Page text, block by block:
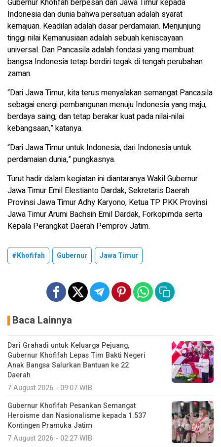
Gubernur Khofifah berpesan dari Jawa Timur kepada
Indonesia dan dunia bahwa persatuan adalah syarat
kemajuan. Keadilan adalah dasar perdamaian. Menjunjung
tinggi nilai Kemanusiaan adalah sebuah keniscayaan
universal. Dan Pancasila adalah fondasi yang membuat
bangsa Indonesia tetap berdiri tegak di tengah perubahan
zaman.
“Dari Jawa Timur, kita terus menyalakan semangat Pancasila
sebagai energi pembangunan menuju Indonesia yang maju,
berdaya saing, dan tetap berakar kuat pada nilai-nilai
kebangsaan,” katanya.
“Dari Jawa Timur untuk Indonesia, dari Indonesia untuk
perdamaian dunia,” pungkasnya.
Turut hadir dalam kegiatan ini diantaranya Wakil Gubernur
Jawa Timur Emil Elestianto Dardak, Sekretaris Daerah
Provinsi Jawa Timur Adhy Karyono, Ketua TP PKK Provinsi
Jawa Timur Arumi Bachsin Emil Dardak, Forkopimda serta
Kepala Perangkat Daerah Pemprov Jatim.
#Khofifah Gubernur Jawa Timur
Baca Lainnya
Dari Grahadi untuk Keluarga Pejuang,
Gubernur Khofifah Lepas Tim Bakti Negeri
Anak Bangsa Salurkan Bantuan ke 22
Daerah
7 August 2026 - 09:07 WIB
Gubernur Khofifah Pesankan Semangat
Heroisme dan Nasionalisme kepada 1.537
Kontingen Pramuka Jatim
7 August 2026 - 02:27 WIB